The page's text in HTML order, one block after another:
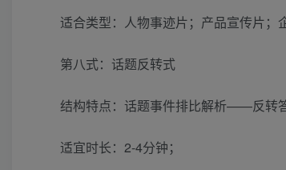
适合类型：人物事迹片；产品宣传片；
第八式：话题反转式
结构特点：话题事件排比解析——反转
适宜时长：2-4分钟；